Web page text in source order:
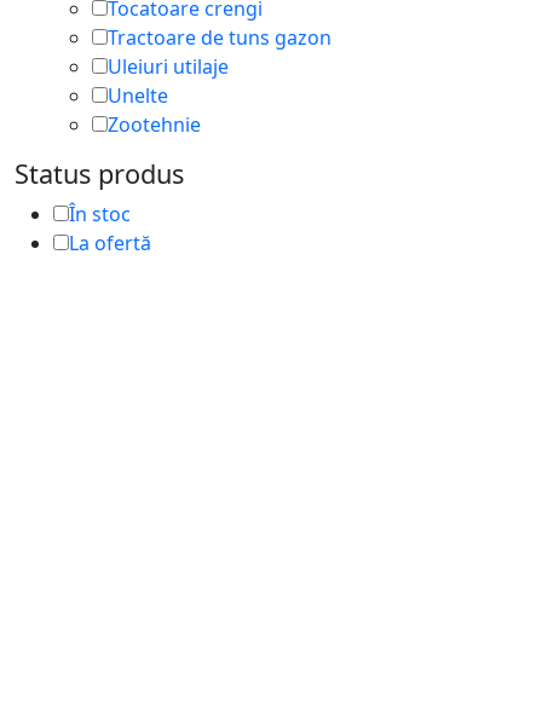
Tocatoare crengi
Tractoare de tuns gazon
Uleiuri utilaje
Unelte
Zootehnie
Status produs
În stoc
La ofertă